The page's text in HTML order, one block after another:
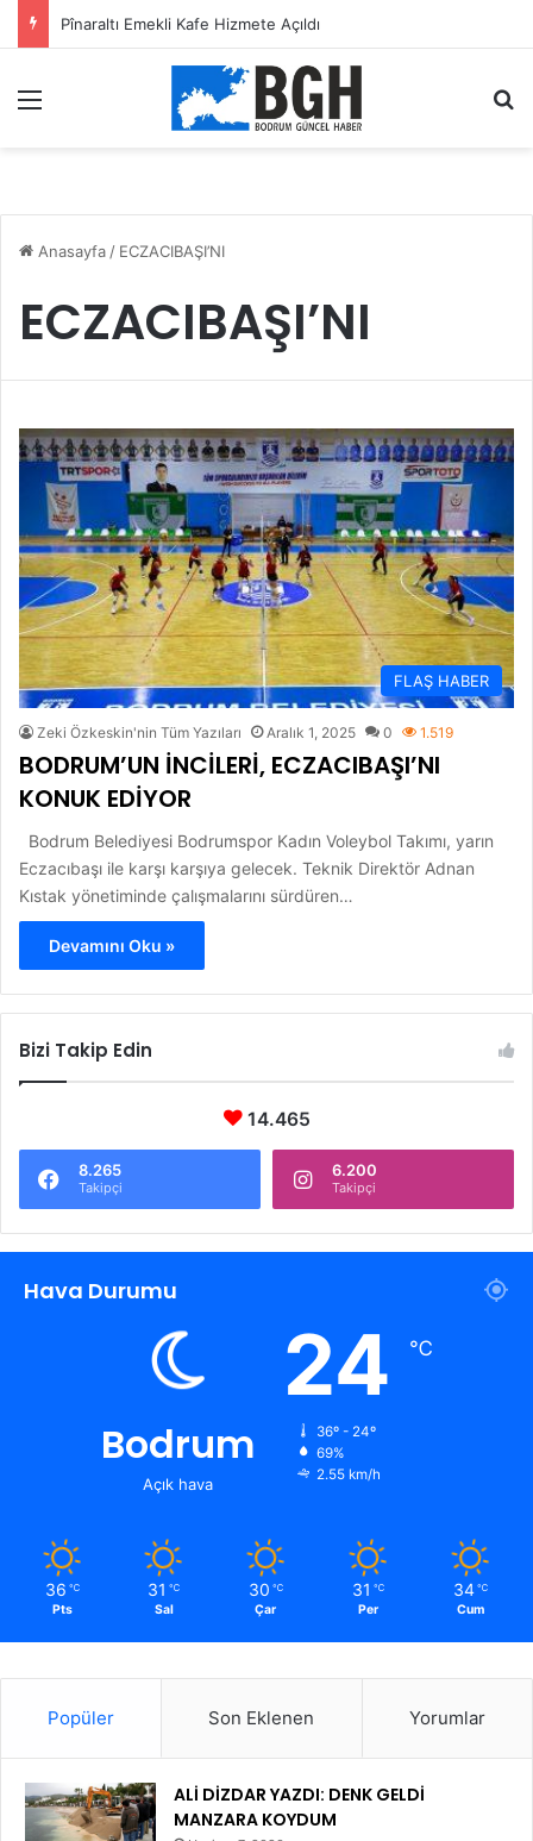
Pînaraltı Emekli Kafe Hizmete Açıldı
Anasayfa / ECZACIBAŞI’NI
ECZACIBAŞI’NI
FLAŞ HABER
Zeki Özkeskin'nin Tüm Yazıları Aralık 1, 2025 0 1.519
BODRUM’UN İNCİLERİ, ECZACIBAŞI’NI
KONUK EDİYOR
Bodrum Belediyesi Bodrumspor Kadın Voleybol Takımı, yarın
Eczacıbaşı ile karşı karşıya gelecek. Teknik Direktör Adnan
Kıstak yönetiminde çalışmalarını sürdüren…
Devamını Oku »
Bizi Takip Edin
14.465
8.265
Takipçi
6.200
Takipçi
Hava Durumu
Bodrum
Açık hava
24 ℃
36º - 24º
69%
2.55 km/h
36 ℃
Pts
31 ℃
Sal
30 ℃
Çar
31 ℃
Per
34 ℃
Cum
Popüler Son Eklenen Yorumlar
ALİ DİZDAR YAZDI: DENK GELDİ
MANZARA KOYDUM